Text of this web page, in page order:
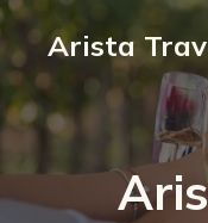
Arista